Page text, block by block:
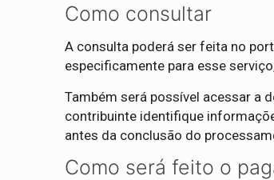
Como consultar
A consulta poderá ser feita no
especificamente para esse
Também será possível acessar a
contribuinte identifique
antes da conclusão do
Como será feito o